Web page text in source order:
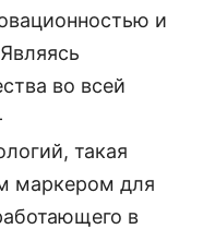
и
во всей
такая
маркером для
в